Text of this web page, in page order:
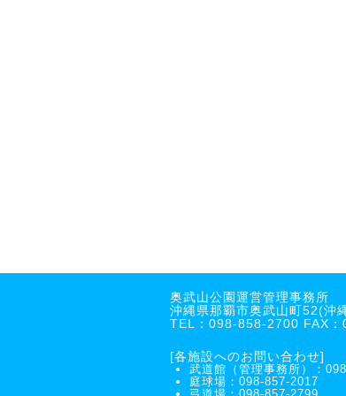
奥武山公園運営管理事務所
沖縄県那覇市奥武山町52(沖
TEL：098-858-2700 FAX
[各施設へのお問い合わせ]
武道館（管理事務所）：
庭球場：098-857-2017